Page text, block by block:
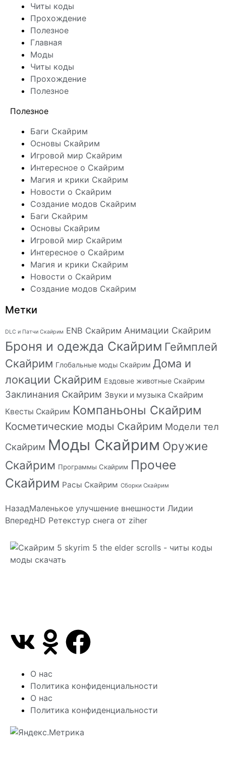
Читы коды
Прохождение
Полезное
Главная
Моды
Читы коды
Прохождение
Полезное
Полезное
Баги Скайрим
Основы Скайрим
Игровой мир Скайрим
Интересное о Скайрим
Магия и крики Скайрим
Новости о Скайрим
Создание модов Скайрим
Баги Скайрим
Основы Скайрим
Игровой мир Скайрим
Интересное о Скайрим
Магия и крики Скайрим
Новости о Скайрим
Создание модов Скайрим
Метки
DLC и Патчи Скайрим ENB Скайрим Анимации Скайрим
Броня и одежда Скайрим Геймплей
Скайрим Глобальные моды Скайрим Дома и
локации Скайрим Ездовые животные Скайрим
Заклинания Скайрим Звуки и музыка Скайрим
Квесты Скайрим Компаньоны Скайрим
Косметические моды Скайрим Модели тел
Скайрим Моды Скайрим Оружие
Скайрим Программы Скайрим Прочее
Скайрим Расы Скайрим Сборки Скайрим
НазадМаленькое улучшение внешности Лидии
ВпередHD Ретекстур снега от ziher
О нас
Политика конфиденциальности
О нас
Политика конфиденциальности